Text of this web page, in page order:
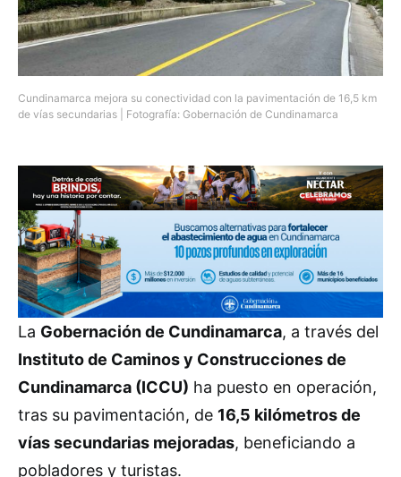
Cundinamarca mejora su conectividad con la pavimentación de 16,5 km
de vías secundarias | Fotografía: Gobernación de Cundinamarca
La Gobernación de Cundinamarca, a través del
Instituto de Caminos y Construcciones de
Cundinamarca (ICCU) ha puesto en operación,
tras su pavimentación, de 16,5 kilómetros de
vías secundarias mejoradas, beneficiando a
pobladores y turistas.